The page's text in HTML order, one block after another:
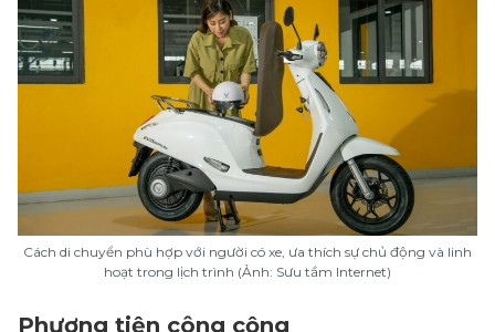
Cách di chuyển phù hợp với người có xe, ưa thích sự chủ động và linh
hoạt trong lịch trình (Ảnh: Sưu tầm Internet)
Phương tiện công cộng